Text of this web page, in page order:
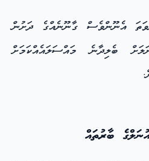
އެނޫންވެސް ގާނޫނެއްގެ ދަށުން
ބެލިދާނެ މައްސަލައެއްކަމަށް